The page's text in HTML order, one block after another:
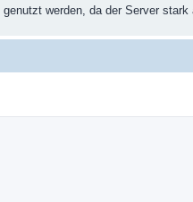
werden, da der Server